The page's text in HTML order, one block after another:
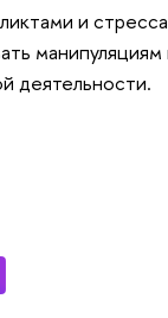
и
манипуляциям
деятельности.